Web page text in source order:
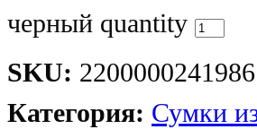
черный quantity
SKU: 2200000241986
Категория: Сумки